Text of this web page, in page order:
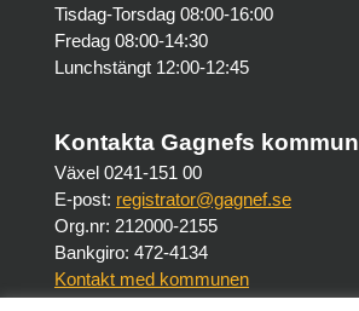
Tisdag-Torsdag 08:00-16:00
Fredag 08:00-14:30
Lunchstängt 12:00-12:45
Kontakta Gagnefs kommun
Växel 0241-151 00
E-post: registrator@gagnef.se
Org.nr: 212000-2155
Bankgiro: 472-4134
Kontakt med kommunen